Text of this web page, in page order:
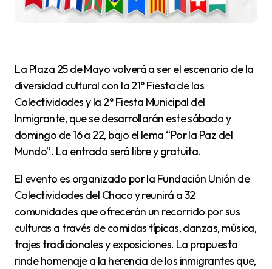
La Plaza 25 de Mayo volverá a ser el escenario de la
diversidad cultural con la 21° Fiesta de las
Colectividades y la 2° Fiesta Municipal del
Inmigrante, que se desarrollarán este sábado y
domingo de 16 a 22, bajo el lema “Por la Paz del
Mundo”. La entrada será libre y gratuita.
El evento es organizado por la Fundación Unión de
Colectividades del Chaco y reunirá a 32
comunidades que ofrecerán un recorrido por sus
culturas a través de comidas típicas, danzas, música,
trajes tradicionales y exposiciones. La propuesta
rinde homenaje a la herencia de los inmigrantes que,